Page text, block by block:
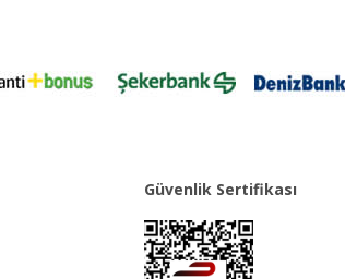
Güvenlik Sertifikası